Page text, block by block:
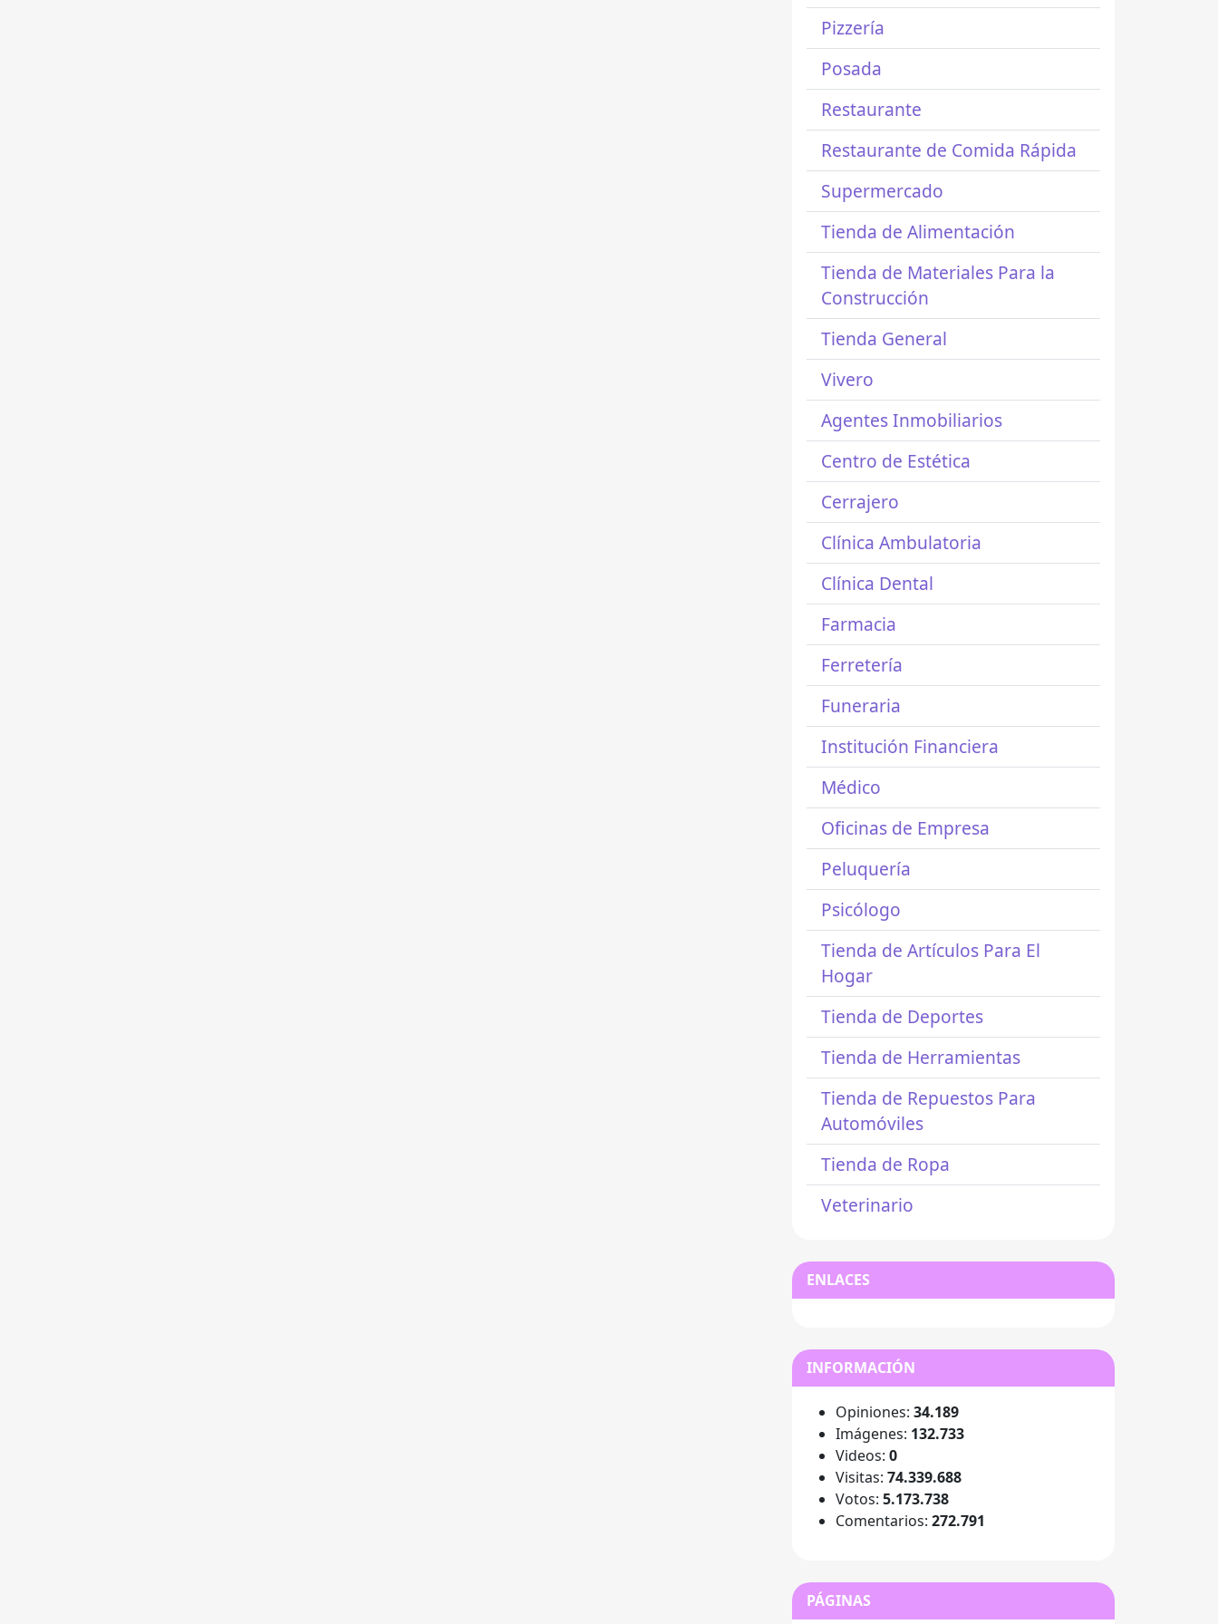
Pizzería
Posada
Restaurante
Restaurante de Comida Rápida
Supermercado
Tienda de Alimentación
Tienda de Materiales Para la
Construcción
Tienda General
Vivero
Agentes Inmobiliarios
Centro de Estética
Cerrajero
Clínica Ambulatoria
Clínica Dental
Farmacia
Ferretería
Funeraria
Institución Financiera
Médico
Oficinas de Empresa
Peluquería
Psicólogo
Tienda de Artículos Para El
Hogar
Tienda de Deportes
Tienda de Herramientas
Tienda de Repuestos Para
Automóviles
Tienda de Ropa
Veterinario
ENLACES
INFORMACIÓN
Opiniones: 34.189
Imágenes: 132.733
Videos: 0
Visitas: 74.339.688
Votos: 5.173.738
Comentarios: 272.791
PÁGINAS